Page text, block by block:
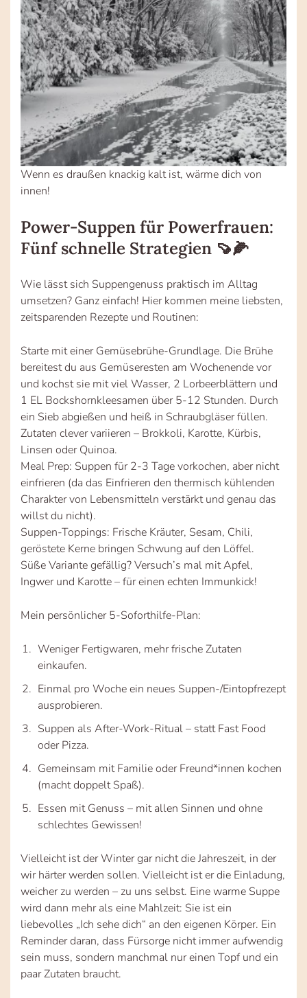
Wenn es draußen knackig kalt ist, wärme dich von
innen!
Power-Suppen für Powerfrauen:
Fünf schnelle Strategien 🍠🌽
Wie lässt sich Suppengenuss praktisch im Alltag
umsetzen? Ganz einfach! Hier kommen meine liebsten,
zeitsparenden Rezepte und Routinen:
Starte mit einer Gemüsebrühe-Grundlage. Die Brühe
bereitest du aus Gemüseresten am Wochenende vor
und kochst sie mit viel Wasser, 2 Lorbeerblättern und
1 EL Bockshornkleesamen über 5-12 Stunden. Durch
ein Sieb abgießen und heiß in Schraubgläser füllen.
Zutaten clever variieren – Brokkoli, Karotte, Kürbis,
Linsen oder Quinoa.
Meal Prep: Suppen für 2-3 Tage vorkochen, aber nicht
einfrieren (da das Einfrieren den thermisch kühlenden
Charakter von Lebensmitteln verstärkt und genau das
willst du nicht).
Suppen-Toppings: Frische Kräuter, Sesam, Chili,
geröstete Kerne bringen Schwung auf den Löffel.
Süße Variante gefällig? Versuch’s mal mit Apfel,
Ingwer und Karotte – für einen echten Immunkick!
Mein persönlicher 5-Soforthilfe-Plan:
Weniger Fertigwaren, mehr frische Zutaten
einkaufen.
Einmal pro Woche ein neues Suppen-/Eintopfrezept
ausprobieren.
Suppen als After-Work-Ritual – statt Fast Food
oder Pizza.
Gemeinsam mit Familie oder Freund*innen kochen
(macht doppelt Spaß).
Essen mit Genuss – mit allen Sinnen und ohne
schlechtes Gewissen!
Vielleicht ist der Winter gar nicht die Jahreszeit, in der
wir härter werden sollen. Vielleicht ist er die Einladung,
weicher zu werden – zu uns selbst. Eine warme Suppe
wird dann mehr als eine Mahlzeit: Sie ist ein
liebevolles „Ich sehe dich“ an den eigenen Körper. Ein
Reminder daran, dass Fürsorge nicht immer aufwendig
sein muss, sondern manchmal nur einen Topf und ein
paar Zutaten braucht.